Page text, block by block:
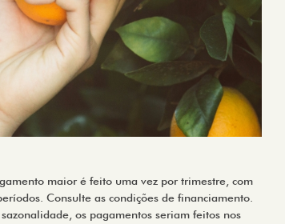
maior é feito uma vez por trimestre, com
Consulte as condições de financiamento.
os pagamentos seriam feitos nos